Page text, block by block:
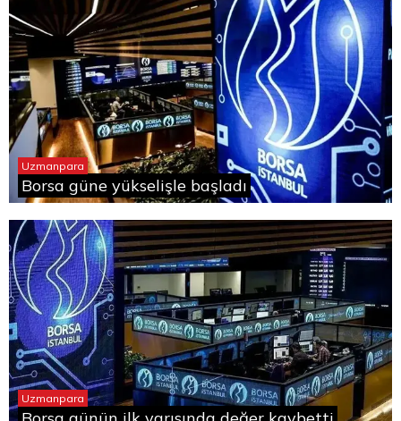
Uzmanpara
Borsa güne yükselişle başladı
Uzmanpara